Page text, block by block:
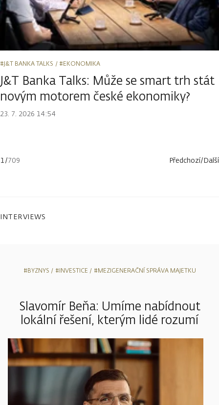
#J&T BANKA TALKS #EKONOMIKA
J&T Banka Talks: Může se smart trh stát
novým motorem české ekonomiky?
23. 7. 2026 14:54
1/709 Předchozí/Další
INTERVIEWS
#BYZNYS #INVESTICE #MEZIGENERAČNÍ SPRÁVA MAJETKU
Slavomír Beňa: Umíme nabídnout
lokální řešení, kterým lidé rozumí